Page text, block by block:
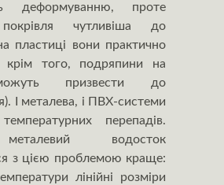
деформуванню, проте
чутливіша до
пластиці вони практично
крім того, подряпини на
призвести до
І металева, і ПВХ-системи
перепадів.
водосток
з цією проблемою краще:
лінійні розміри